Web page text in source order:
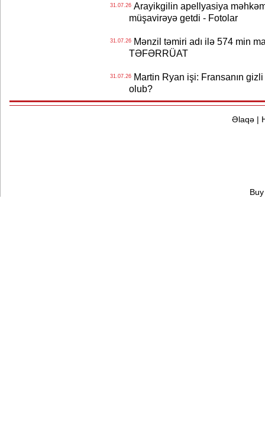
31.07.26Arayikgilin apellyasiya
müşavirəyə getdi - Fotolar
31.07.26Mənzil təmiri adı ilə 574 min
TƏFƏRRÜAT
31.07.26Martin Ryan işi: Fransanın gizli
olub?
Əlaqə|